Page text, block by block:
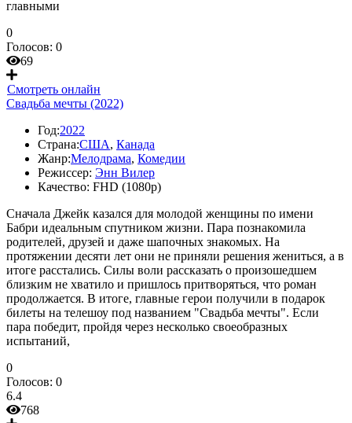
главными
0
Голосов: 0
69
Смотреть онлайн
Свадьба мечты (2022)
Год:2022
Страна:США, Канада
Жанр:Мелодрама, Комедии
Режиссер: Энн Вилер
Качество: FHD (1080p)
Сначала Джейк казался для молодой женщины по имени
Бабри идеальным спутником жизни. Пара познакомила
родителей, друзей и даже шапочных знакомых. На
протяжении десяти лет они не приняли решения жениться, а в
итоге расстались. Силы воли рассказать о произошедшем
близким не хватило и пришлось притворяться, что роман
продолжается. В итоге, главные герои получили в подарок
билеты на телешоу под названием "Свадьба мечты". Если
пара победит, пройдя через несколько своеобразных
испытаний,
0
Голосов: 0
6.4
768